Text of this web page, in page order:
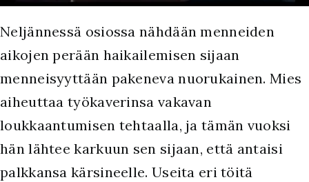
Neljännessä osiossa nähdään menneiden
aikojen perään haikailemisen sijaan
menneisyyttään pakeneva nuorukainen. Mies
aiheuttaa työkaverinsa vakavan
loukkaantumisen tehtaalla, ja tämän vuoksi
hän lähtee karkuun sen sijaan, että antaisi
palkkansa kärsineelle. Useita eri töitä